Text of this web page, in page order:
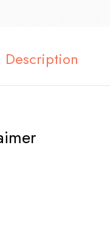
Description